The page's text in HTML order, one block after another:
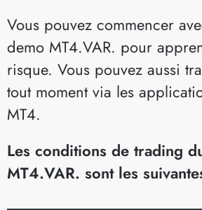
Vous pouvez commencer
demo MT4.VAR. pour
risque. Vous pouvez aussi
tout moment via les
MT4.
Les conditions de trading
MT4.VAR. sont les